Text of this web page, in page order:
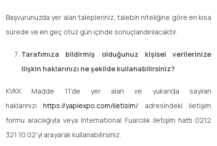
Başvurunuzda yer alan talepleriniz, talebin niteliğine göre en kısa
sürede ve en geç otuz gün içinde sonuçlandırılacaktır.
Tarafımıza bildirmiş olduğunuz kişisel verilerinize
ilişkin haklarınızı ne şekilde kullanabilirsiniz?
KVKK Madde 11’de yer alan ve yukarıda sayılan
haklarınızıhttps://yapiexpo.com/iletisim/ adresindeki iletişim
formu aracılığıyla veya International Fuarcılık iletişim hattı 0212
321 10 02’yi arayarak kullanabilirsiniz.